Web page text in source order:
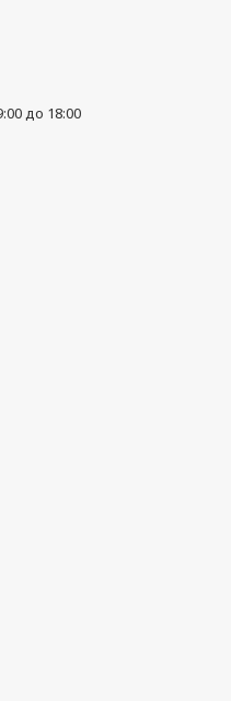
до 18:00